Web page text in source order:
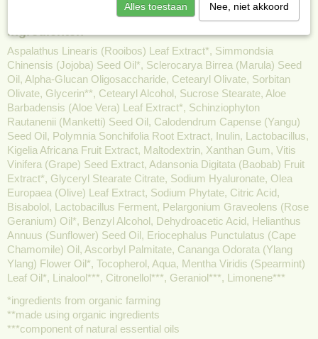
Ingrediënten
Aspalathus Linearis (Rooibos) Leaf Extract*, Simmondsia
Chinensis (Jojoba) Seed Oil*, Sclerocarya Birrea (Marula) Seed
Oil, Alpha-Glucan Oligosaccharide, Cetearyl Olivate, Sorbitan
Olivate, Glycerin**, Cetearyl Alcohol, Sucrose Stearate, Aloe
Barbadensis (Aloe Vera) Leaf Extract*, Schinziophyton
Rautanenii (Manketti) Seed Oil, Calodendrum Capense (Yangu)
Seed Oil, Polymnia Sonchifolia Root Extract, Inulin, Lactobacillus,
Kigelia Africana Fruit Extract, Maltodextrin, Xanthan Gum, Vitis
Vinifera (Grape) Seed Extract, Adansonia Digitata (Baobab) Fruit
Extract*, Glyceryl Stearate Citrate, Sodium Hyaluronate, Olea
Europaea (Olive) Leaf Extract, Sodium Phytate, Citric Acid,
Bisabolol, Lactobacillus Ferment, Pelargonium Graveolens (Rose
Geranium) Oil*, Benzyl Alcohol, Dehydroacetic Acid, Helianthus
Annuus (Sunflower) Seed Oil, Eriocephalus Punctulatus (Cape
Chamomile) Oil, Ascorbyl Palmitate, Cananga Odorata (Ylang
Ylang) Flower Oil*, Tocopherol, Aqua, Mentha Viridis (Spearmint)
Leaf Oil*, Linalool***, Citronellol***, Geraniol***, Limonene***
*ingredients from organic farming
**made using organic ingredients
***component of natural essential oils
Alles toestaan Nee, niet akkoord